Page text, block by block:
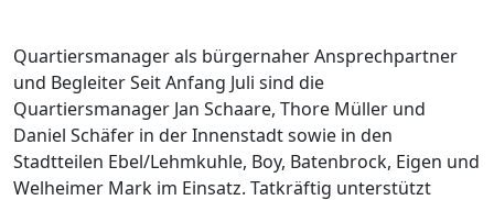
Quartiersmanager als bürgernaher Ansprechpartner
und Begleiter Seit Anfang Juli sind die
Quartiersmanager Jan Schaare, Thore Müller und
Daniel Schäfer in der Innenstadt sowie in den
Stadtteilen Ebel/Lehmkuhle, Boy, Batenbrock, Eigen und
Welheimer Mark im Einsatz. Tatkräftig unterstützt